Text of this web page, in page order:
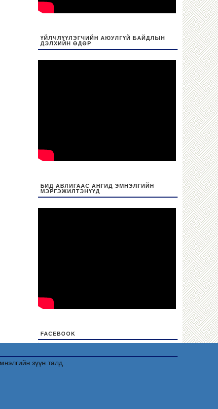
ҮЙЛЧЛҮҮЛЭГЧИЙН АЮУЛГҮЙ БАЙДЛЫН
ДЭЛХИЙН ӨДӨР
БИД АВЛИГААС АНГИД ЭМНЭЛГИЙН
МЭРГЭЖИЛТЭНҮҮД
FACEBOOK
зүүн талд